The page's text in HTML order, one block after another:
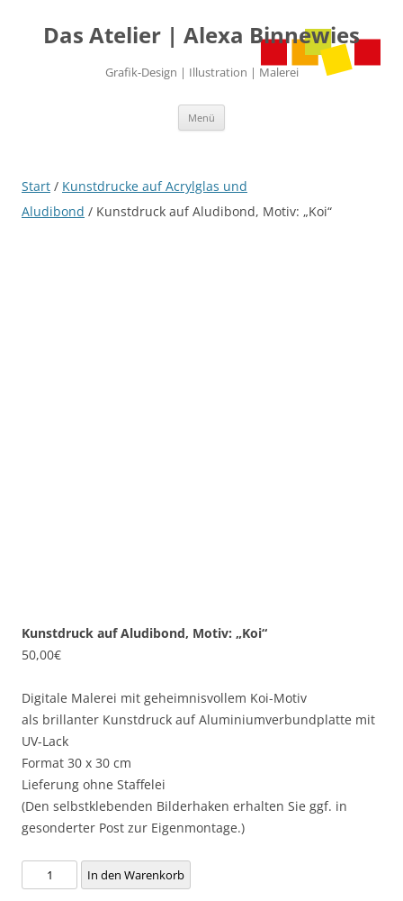
Das Atelier | Alexa Binnewies
Grafik-Design | Illustration | Malerei
Menü
Start / Kunstdrucke auf Acrylglas und
Aludibond / Kunstdruck auf Aludibond, Motiv: „Koi“
Kunstdruck auf Aludibond, Motiv: „Koi“
50,00€
Digitale Malerei mit geheimnisvollem Koi-Motiv
als brillanter Kunstdruck auf Aluminiumverbundplatte mit
UV-Lack
Format 30 x 30 cm
Lieferung ohne Staffelei
(Den selbstklebenden Bilderhaken erhalten Sie ggf. in
gesonderter Post zur Eigenmontage.)
Kunstdruck
auf
In den Warenkorb